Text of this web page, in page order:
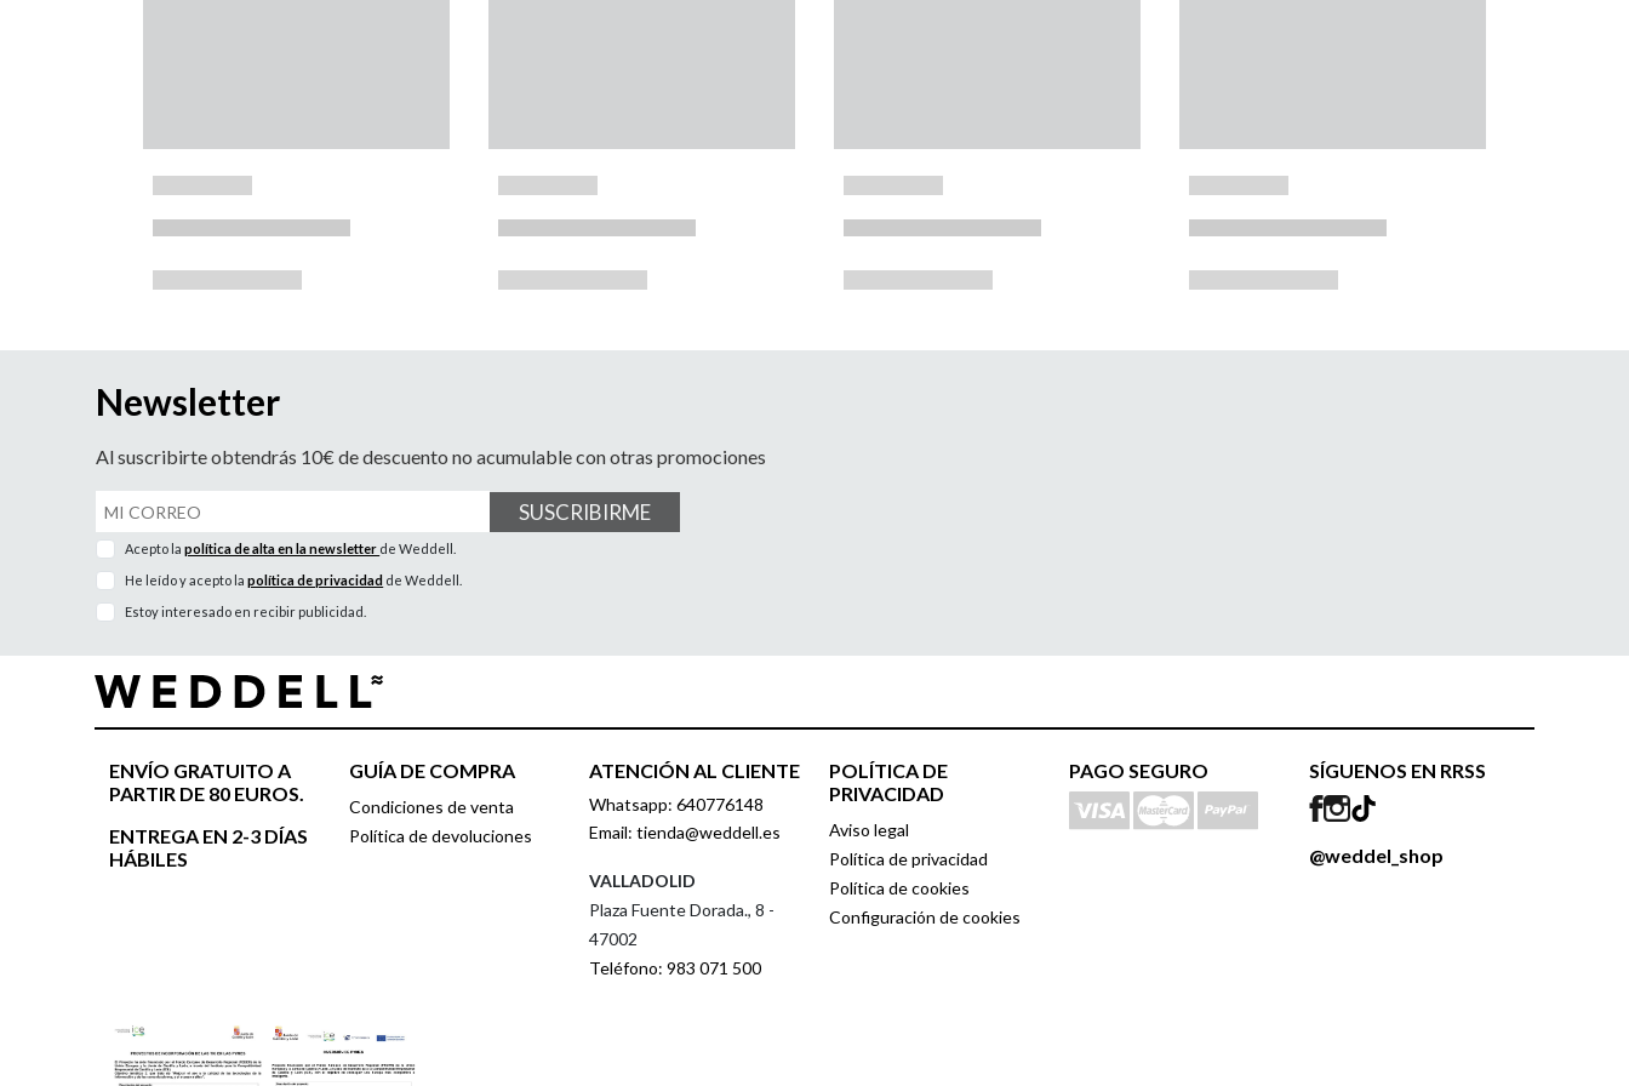
Newsletter
Al suscribirte obtendrás 10€ de descuento no acumulable con otras promociones
SUSCRIBIRME
Acepto lapolítica de alta en la newsletter de Weddell.
He leído y acepto lapolítica de privacidad de Weddell.
Estoy interesado en recibir publicidad.
ENVÍO GRATUITO A
PARTIR DE 80 EUROS.
ENTREGA EN 2-3 DÍAS
HÁBILES
GUÍA DE COMPRA
Condiciones de venta
Política de devoluciones
ATENCIÓN AL CLIENTE
Whatsapp: 640776148
Email: tienda@weddell.es
VALLADOLID
Plaza Fuente Dorada., 8 -
47002
Teléfono: 983 071 500
POLÍTICA DE
PRIVACIDAD
Aviso legal
Política de privacidad
Política de cookies
Configuración de cookies
PAGO SEGURO SÍGUENOS EN RRSS
@weddel_shop